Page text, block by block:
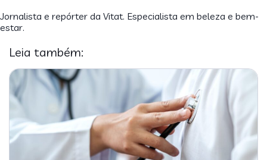
Jornalista e repórter da Vitat. Especialista em beleza e bem-
estar.
Leia também: